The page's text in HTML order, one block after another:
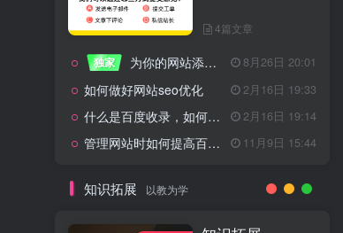
4篇文章
独家 为你的网站添加百度登录 8月26日 20:01
如何做好网站seo优化 2月16日 19:33
什么是百度收录，如何提高收录量？ 2月16日 19:14
管理网站时如何提高百度权重？ 11月9日 15:44
知识拓展 以教为学